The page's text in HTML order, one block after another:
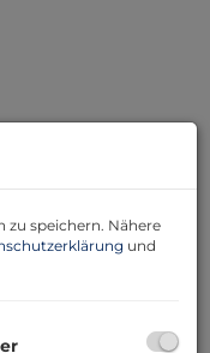
– Ihre
Lage
in
zu speichern. Nähere
und